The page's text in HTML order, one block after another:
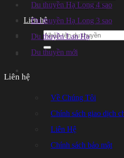
Tin tức Quảng Ninh
Liên hệ
Search
for:
Du thuyền Hạ Long 4 sao
Du thuyền Hạ Long 3 sao
Du thuyền Lan Hạ
Du thuyền mới
Liên hệ
Về Chúng Tôi
Chính sách giao dịch
Liên Hệ
Chính sách bảo mật